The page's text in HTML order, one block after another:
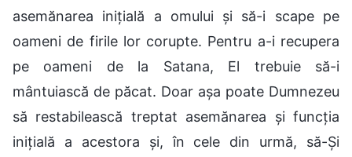
asemănarea inițială a omului și să-i scape pe
oameni de firile lor corupte. Pentru a-i recupera
pe oameni de la Satana, El trebuie să-i
mântuiască de păcat. Doar așa poate Dumnezeu
să restabilească treptat asemănarea și funcția
inițială a acestora și, în cele din urmă, să-Și